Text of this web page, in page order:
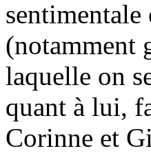
sentimentale
(notamment
laquelle on
quant à lui,
Corinne et